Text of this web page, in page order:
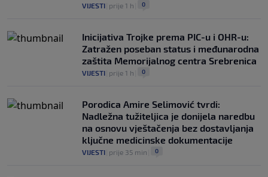
VIJESTI prije 1 h 0
Inicijativa Trojke prema PIC-u i OHR-u:
Zatražen poseban status i međunarodna
zaštita Memorijalnog centra Srebrenica
VIJESTI prije 1 h 0
Porodica Amire Selimović tvrdi:
Nadležna tužiteljica je donijela naredbu
na osnovu vještačenja bez dostavljanja
ključne medicinske dokumentacije
VIJESTI prije 35 min 0